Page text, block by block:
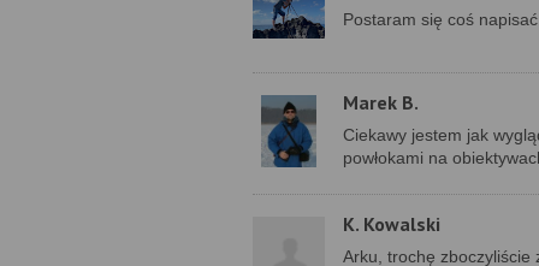
Postaram się coś
Marek B.
Ciekawy jestem jak
powłokami na
K. Kowalski
Arku, trochę zboczyliście